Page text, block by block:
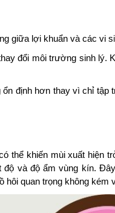
giữa lợi khuẩn và các vi
đổi môi trường sinh lý.
định hơn thay vì chỉ tập
thể khiến mùi xuất hiện
và độ ẩm vùng kín.
quan trọng không kém